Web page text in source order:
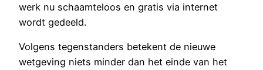
werk nu schaamteloos en gratis via internet
wordt gedeeld.
Volgens tegenstanders betekent de nieuwe
wetgeving niets minder dan het einde van het